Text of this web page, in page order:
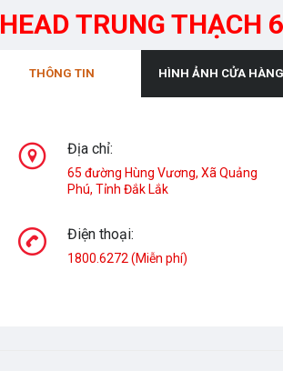
HEAD TRUNG THẠCH 6
THÔNG TIN HÌNH ẢNH CỬA HÀNG
Địa chỉ:
65 đường Hùng Vương, Xã Quảng
Phú, Tỉnh Đắk Lắk
Điện thoại:
1800.6272 (Miễn phí)